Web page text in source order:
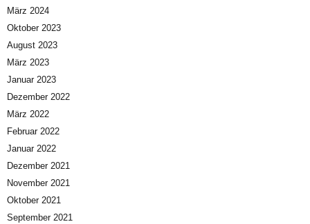
März 2024
Oktober 2023
August 2023
März 2023
Januar 2023
Dezember 2022
März 2022
Februar 2022
Januar 2022
Dezember 2021
November 2021
Oktober 2021
September 2021